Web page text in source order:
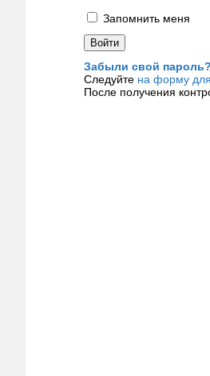
Запомнить меня
Забыли свой пароль?
Следуйте на форму
После получения